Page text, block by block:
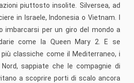
piuttosto insolite. Silversea, ad
in Israele, Indonesia o Vietnam. I
imbarcarsi per un giro del mondo a
come la Queen Mary 2. E se
classiche come il Mediterraneo, i
sappiate che le compagnie di
a scoprire porti di scalo ancora